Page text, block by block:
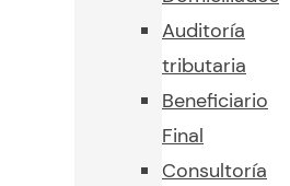
Auditoría
tributaria
Beneficiario
Final
Consultoría